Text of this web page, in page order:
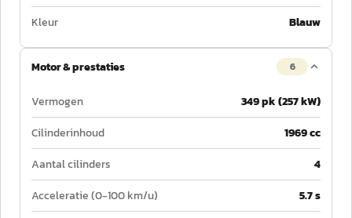
Kleur
Blauw
Motor & prestaties 6
Vermogen
349 pk (257 kW)
Cilinderinhoud
1969 cc
Aantal cilinders
4
Acceleratie (0-100 km/u)
5.7 s